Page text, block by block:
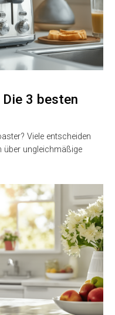
3 besten
Viele entscheiden
ungleichmäßige